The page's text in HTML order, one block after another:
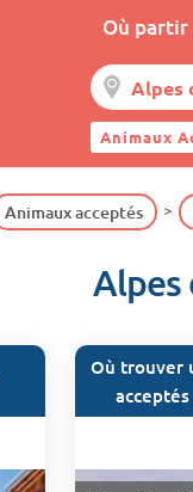
Où partir
Animaux
Animaux acceptés
Alpes
Où trouver